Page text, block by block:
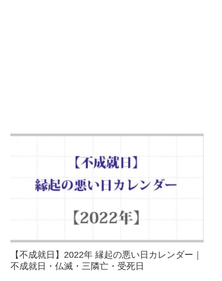
【不成就日】2022年 縁起の悪い日カレンダー｜
不成就日・仏滅・三隣亡・受死日